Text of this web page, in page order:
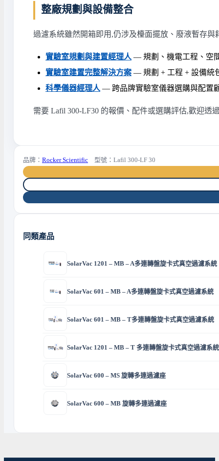
整廠規劃與設備整合
過濾系統雖然開箱即用,仍涉及檯面擺放、廢液暫存
實驗室規劃與建置經理人 — 規劃、機電工程、空
實驗室建置完整解決方案 — 規劃 + 工程 + 設備統
科學儀器經理人 — 跨品牌實驗室儀器選購與配置
需要 Lafil 300-LF30 的報價、配件或選購評估,歡迎透
品牌： Rocker Scientific 型號：Lafil 300-LF 30
同類產品
SolarVac 1201 – MB – A多連轉盤旋卡式真空過濾系統
SolarVac 601 – MB – A多連轉盤旋卡式真空過濾系統
SolarVac 601 – MB – T多連轉盤旋卡式真空過濾系統
SolarVac 1201 – MB – T 多連轉盤旋卡式真空過濾系統
SolarVac 600 – MS 旋轉多連過濾座
SolarVac 600 – MB 旋轉多連過濾座